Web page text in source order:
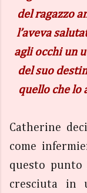
del ragazzo
l’aveva
agli occhi un
del suo
quello che lo
Catherine
come
questo punto
cresciuta in